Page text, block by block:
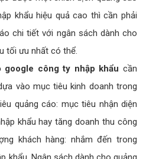
Kế Landing Page công
cáo Google Adwords công ty
phải hiểu thật kỹ tính chất, đặc
thành của một chiến dịch quảng
được một chiến dịch quảng cáo
khẩu hiệu quả cao thì cần phải